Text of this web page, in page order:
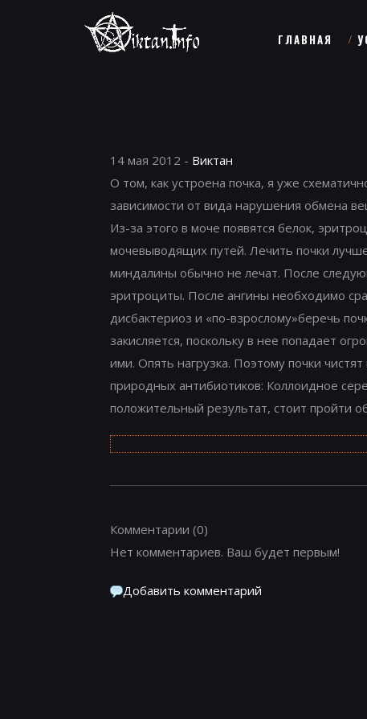
ГЛАВНАЯ
14 мая 2012 - Виктан
О том, как устроена почка, я уже
зависимости от вида нарушения обмена
Из-за этого в моче появятся белок,
мочевыводящих путей. Лечить почки
миндалины обычно не лечат. После
эритроциты. После ангины необходимо
дисбактериоз и «по-взрослому»беречь
закисляется, поскольку в нее попадает
ими. Опять нагрузка. Поэтому почки
природных антибиотиков: Коллоидное
положительный результат, стоит пройти
Комментарии (0)
Нет комментариев. Ваш будет первым!
Добавить комментарий